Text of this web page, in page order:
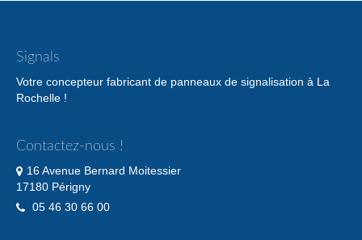
Signals
Votre concepteur fabricant de panneaux de signalisation à La
Rochelle !
Contactez-nous !
16 Avenue Bernard Moitessier
17180 Périgny
05 46 30 66 00